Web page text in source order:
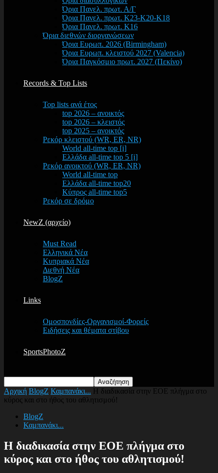
Όρια Πανελ. πρωτ. Α/Γ
Όρια Πανελ. πρωτ. Κ23-Κ20-Κ18
Όρια Πανελ. πρωτ. Κ16
Όρια διεθνών διοργανώσεων
Όρια Ευρωπ. 2026 (Birmingham)
Όρια Ευρωπ. κλειστού 2027 (Valencia)
Όρια Παγκόσμιο πρωτ. 2027 (Πεκίνο)
Records & Top Lists
Top lists ανά έτος
top 2026 – ανοικτός
top 2026 – κλειστός
top 2025 – ανοικτός
Ρεκόρ κλειστού (WR, ER, NR)
World all-time top [i]
Ελλάδα all-time top 5 [i]
Ρεκόρ ανοικτού (WR, ER, NR)
World all-time top
Ελλάδα all-time top20
Κύπρος all-time top5
Ρεκόρ σε δρόμο
NewZ (αρχείο)
Must Read
Ελληνικά Νέα
Κυπριακά Νέα
Διεθνή Νέα
BlogZ
Links
Ομοσπονδίες-Οργανισμοί-Φορείς
Ειδήσεις και θέματα στίβου
SportsPhotoZ
Αρχική BlogZ Καμπανάκι... Η διαδικασία στην ΕΟΕ πλήγμα στο
κύρος και στο ήθος του αθλητισμού!
BlogZ
Καμπανάκι...
Η διαδικασία στην ΕΟΕ πλήγμα στο
κύρος και στο ήθος του αθλητισμού!